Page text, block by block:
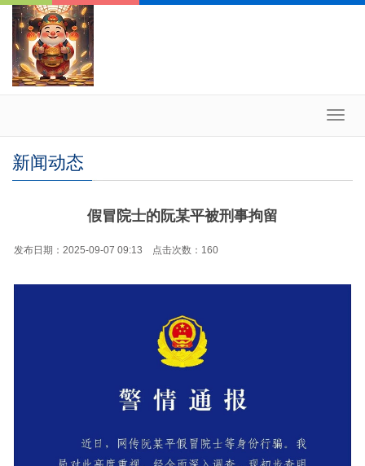
新闻动态
假冒院士的阮某平被刑事拘留
发布日期：2025-09-07 09:13 点击次数：160